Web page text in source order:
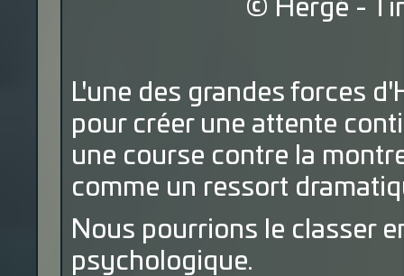
© Hergé -
L'une des grandes forces
pour créer une attente
une course contre la
comme un ressort
Nous pourrions le classer
psychologique.